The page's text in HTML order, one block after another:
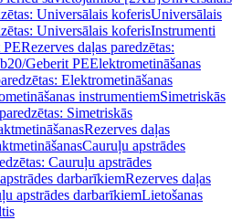
Universālais koferisUniversālais
Universālais koferisInstrumenti
PERezerves daļas paredzētas:
Geberit PEElektrometināšanas
Elektrometināšanas
instrumentiemSimetriskās
Simetriskās
Rezerves daļas
Cauruļu apstrādes
Cauruļu apstrādes
darbarīkiemRezerves daļas
apstrādes darbarīkiemLietošanas